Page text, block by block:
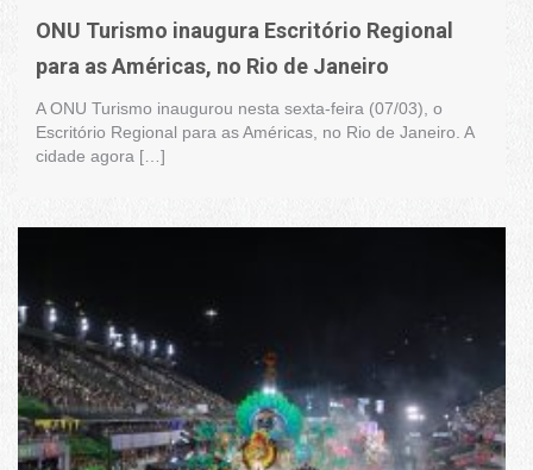
ONU Turismo inaugura Escritório Regional
para as Américas, no Rio de Janeiro
A ONU Turismo inaugurou nesta sexta-feira (07/03), o
Escritório Regional para as Américas, no Rio de Janeiro. A
cidade agora […]